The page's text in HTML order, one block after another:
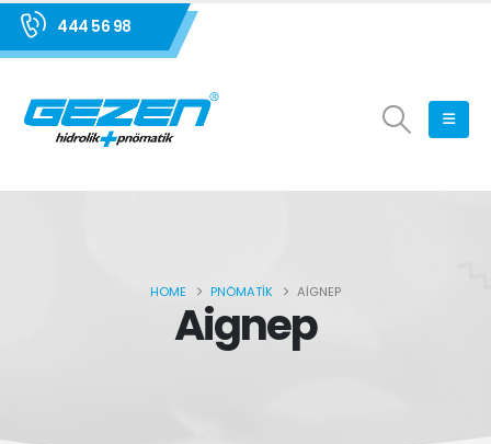
444 56 98
HOME PNÖMATIK AIGNEP
Aignep